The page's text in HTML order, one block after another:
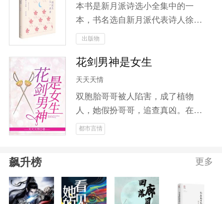
你一把瓜子到别处嗑去，走开！
本书是新月派诗选小全集中的一
本，书名选自新月派代表诗人徐志
摩的一首诗，收入了徐志摩创作
《猛虎集》《云游》四部诗集中的
所有诗歌，完整呈现了诗人的诗歌
出版物
花剑男神是女生
天天天情
双胞胎哥哥被人陷害，成了植物
人，她假扮哥哥，追查真凶。在花
剑男子比赛中，她脱颖而出，成为
花剑男神，受到万千少女的疯狂追
愿，蜕变为花剑女神，成就花剑霸
业！爱情事业双丰收！！
都市言情
飙升榜 更多